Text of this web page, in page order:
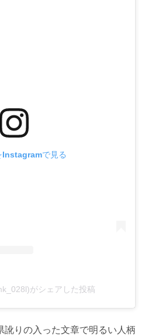
Instagramで見る
がシェアした投稿
訛りの入った文章で明るい人柄